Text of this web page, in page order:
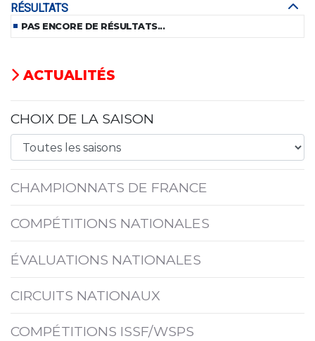
RÉSULTATS
PAS ENCORE DE RÉSULTATS...
ACTUALITÉS
CHOIX DE LA SAISON
CHAMPIONNATS DE FRANCE
COMPÉTITIONS NATIONALES
ÉVALUATIONS NATIONALES
CIRCUITS NATIONAUX
COMPÉTITIONS ISSF/WSPS